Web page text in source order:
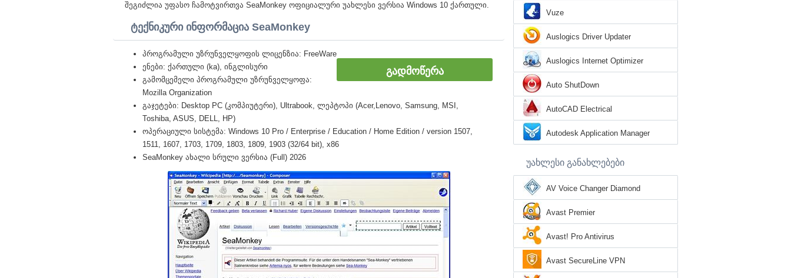
შეგიძლია უფასო ჩამოტვირთვა SeaMonkey ოფიციალური უახლესი ვერსია Windows 10 ქართული.
ტექნიკური ინფორმაცია SeaMonkey
ᲒᲐᲓᲛᲝᲬᲔᲠᲐ
პროგრამული უზრუნველყოფის ლიცენზია: FreeWare
ენები: ქართული (ka), ინგლისური
გამომცემელი პროგრამული უზრუნველყოფა:
Mozilla Organization
გაჯეტები: Desktop PC (კომპიუტერი), Ultrabook, ლეპტოპი (Acer,Lenovo, Samsung, MSI,
Toshiba, ASUS, DELL, HP)
ოპერაციული სისტემა: Windows 10 Pro / Enterprise / Education / Home Edition / version 1507,
1511, 1607, 1703, 1709, 1803, 1809, 1903 (32/64 bit), x86
SeaMonkey ახალი სრული ვერსია (Full) 2026
Vuze
Auslogics Driver Updater
Auslogics Internet Optimizer
Auto ShutDown
AutoCAD Electrical
Autodesk Application Manager
უახლესი განახლებები
AV Voice Changer Diamond
Avast Premier
Avast! Pro Antivirus
Avast SecureLine VPN